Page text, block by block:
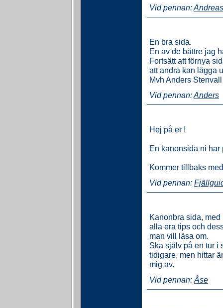
Vid pennan:Andreas
En bra sida.
En av de bättre jag
Fortsätt att förnya
att andra kan lägga
Mvh Anders Stenvall
Vid pennan:Anders
Hej på er !
En kanonsida ni har
Kommer tillbaks
Vid pennan:
Kanonbra sida,
alla era tips och
man vill läsa om.
Ska själv på en tur i
tidigare, men hittar
mig av.
Vid pennan: Åse